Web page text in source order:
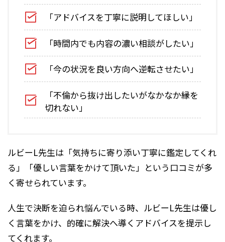
「アドバイスを丁寧に説明してほしい」
「時間内でも内容の濃い相談がしたい」
「今の状況を良い方向へ逆転させたい」
「不倫から抜け出したいがなかなか縁を
切れない」
ルビーL先生は「気持ちに寄り添い丁寧に鑑定してくれ
る」「優しい言葉をかけて頂いた」という口コミが多
く寄せられています。
人生で決断を迫られ悩んでいる時、ルビーL先生は優し
く言葉をかけ、的確に解決へ導くアドバイスを提示し
てくれます。